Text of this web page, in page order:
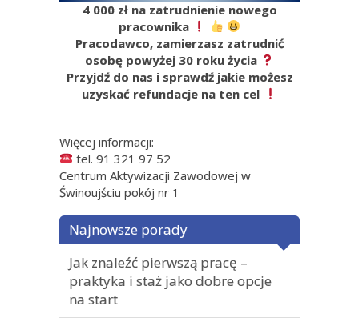
4 000 zł na zatrudnienie nowego
pracownika
Pracodawco, zamierzasz zatrudnić
osobę powyżej 30 roku życia
Przyjdź do nas i sprawdź jakie możesz
uzyskać refundacje na ten cel
Więcej informacji:
tel. 91 321 97 52
Centrum Aktywizacji Zawodowej w
Świnoujściu pokój nr 1
Najnowsze porady
Jak znaleźć pierwszą pracę –
praktyka i staż jako dobre opcje
na start